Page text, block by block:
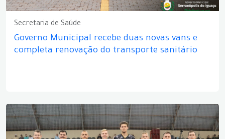
Secretaria de Saúde
Governo Municipal recebe duas novas vans e
completa renovação do transporte sanitário